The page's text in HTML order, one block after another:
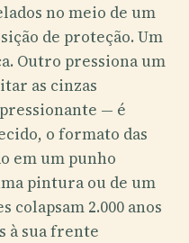
no meio de um
de proteção. Um
Outro pressiona um
as cinzas
— é
o formato das
em um punho
pintura ou de um
colapsam 2.000 anos
à sua frente